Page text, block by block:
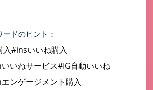
ドのヒント：
入#insいいね購入
いねサービス#IG自動いいね
ンゲージメント購入